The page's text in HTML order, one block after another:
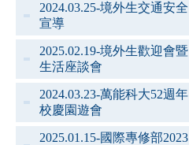
2024.03.25-境外生交通安全
宣導
2025.02.19-境外生歡迎會暨
生活座談會
2024.03.23-萬能科大52週年
校慶園遊會
2025.01.15-國際專修部2023